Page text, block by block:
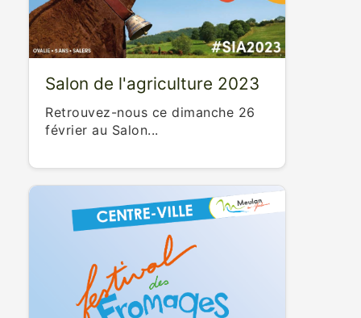
Salon de l'agriculture 2023
Retrouvez-nous ce dimanche 26
février au Salon...